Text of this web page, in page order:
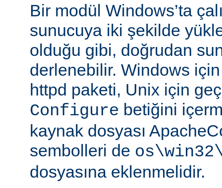
Bir modül Windows’ta
sunucuya iki şekilde
olduğu gibi, doğrudan
derlenebilir. Windows
httpd paketi, Unix için
Configure betiğini
kaynak dosyası
sembolleri de
dosyasına eklenmelidir.